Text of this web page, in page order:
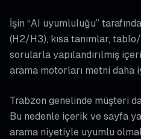
İşin “AI uyumluluğu”
(H2/H3), kısa tanımlar,
sorularla yapılandırılmış
arama motorları metni daha
Trabzon genelinde müşteri
Bu nedenle içerik ve sayfa
arama niyetiyle uyumlu